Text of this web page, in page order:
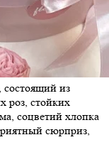
из
роз, стойких
соцветий хлопка
сюрприз,